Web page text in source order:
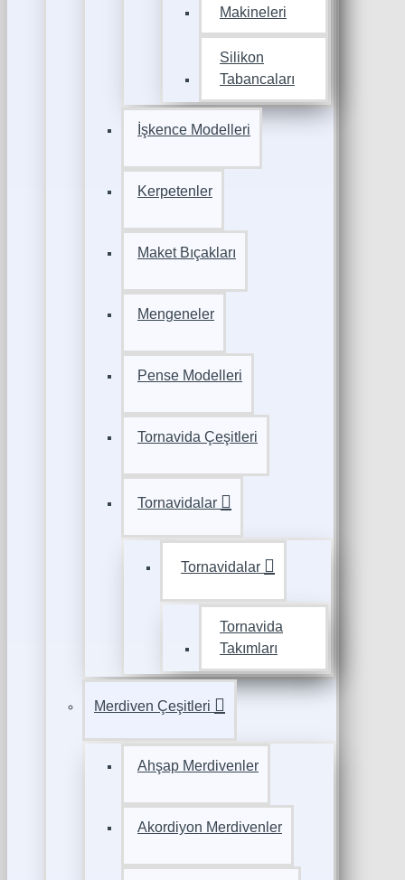
Makineleri
Silikon
Tabancaları
İşkence Modelleri
Kerpetenler
Maket Bıçakları
Mengeneler
Pense Modelleri
Tornavida Çeşitleri
Tornavidalar
Tornavidalar
Tornavida
Takımları
Merdiven Çeşitleri
Ahşap Merdivenler
Akordiyon Merdivenler